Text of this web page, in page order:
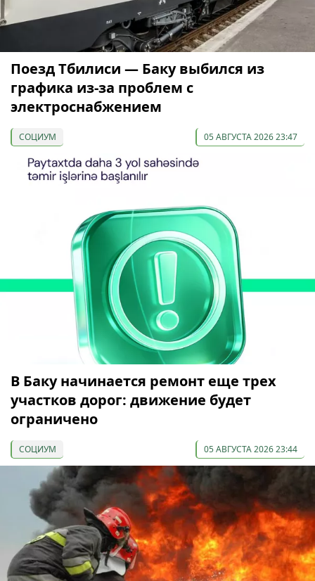
Поезд Тбилиси — Баку выбился из
графика из-за проблем с
электроснабжением
СОЦИУМ 05 АВГУСТА 2026 23:47
В Баку начинается ремонт еще трех
участков дорог: движение будет
ограничено
СОЦИУМ 05 АВГУСТА 2026 23:44